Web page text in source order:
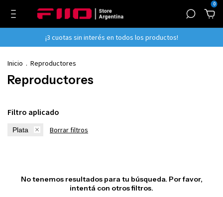
0
¡3 cuotas sin interés en todos los productos!
Inicio . Reproductores
Reproductores
Filtro aplicado
Plata Borrar filtros
No tenemos resultados para tu búsqueda. Por favor,
intentá con otros filtros.